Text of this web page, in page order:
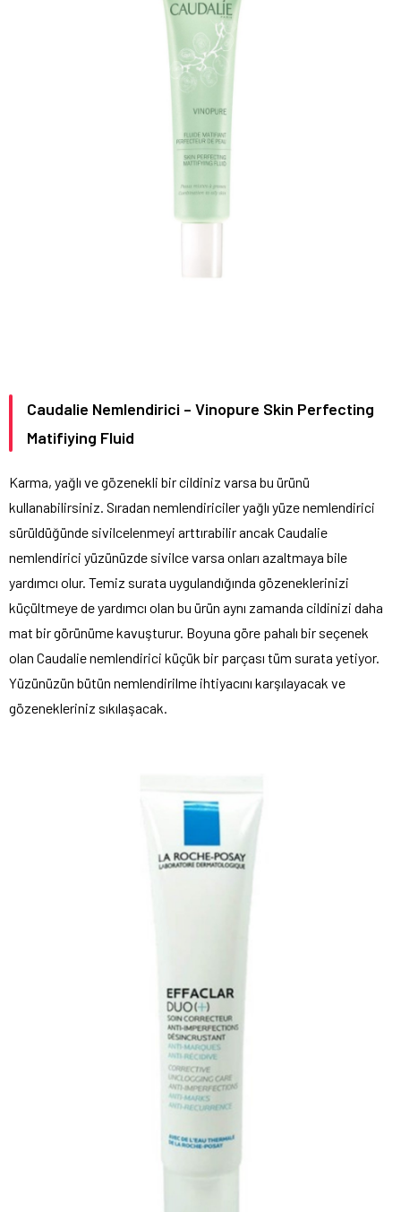
Caudalie Nemlendirici – Vinopure Skin Perfecting
Matifiying Fluid
Karma, yağlı ve gözenekli bir cildiniz varsa bu ürünü
kullanabilirsiniz. Sıradan nemlendiriciler yağlı yüze nemlendirici
sürüldüğünde sivilcelenmeyi arttırabilir ancak Caudalie
nemlendirici yüzünüzde sivilce varsa onları azaltmaya bile
yardımcı olur. Temiz surata uygulandığında gözeneklerinizi
küçültmeye de yardımcı olan bu ürün aynı zamanda cildinizi daha
mat bir görünüme kavuşturur. Boyuna göre pahalı bir seçenek
olan Caudalie nemlendirici küçük bir parçası tüm surata yetiyor.
Yüzünüzün bütün nemlendirilme ihtiyacını karşılayacak ve
gözenekleriniz sıkılaşacak.